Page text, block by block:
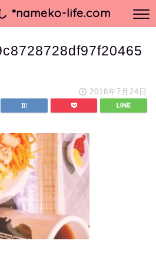
*nameko-life.com
2018年7月24日